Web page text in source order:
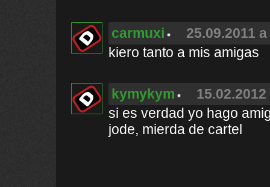
carmuxi
25.09.2011
kiero tanto a mis amigas
kymykym
si es verdad yo hago
jode, mierda de cartel